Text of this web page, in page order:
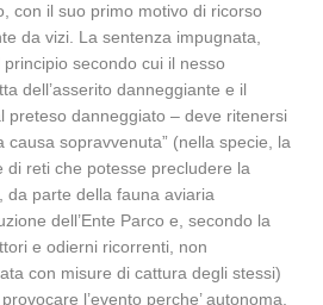
con il suo primo motivo di ricorso
da vizi. La sentenza impugnata,
secondo cui il nesso
dell’asserito danneggiante e il
preteso danneggiato – deve ritenersi
causa sopravvenuta” (nella specie, la
di reti che potesse precludere la
da parte della fauna aviaria
dell’Ente Parco e, secondo la
e odierni ricorrenti, non
con misure di cattura degli stessi)
l’evento perche’ autonoma,